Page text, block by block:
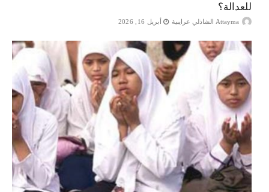
للعدالة؟
Attayma الشاذلي عرايبية أبريل 16, 2026